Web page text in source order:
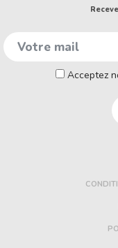
Acceptez